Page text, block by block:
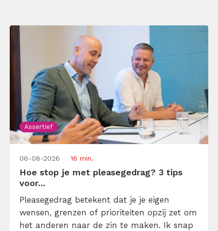
Assertief
06-08-2026 16 min.
Hoe stop je met pleasegedrag? 3 tips
voor...
Pleasegedrag betekent dat je je eigen
wensen, grenzen of prioriteiten opzij zet om
het anderen naar de zin te maken. Ik snap